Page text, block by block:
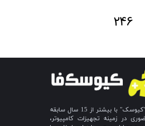
246
فروشگاه "کیوسک" با بیشتر از 15 سال سابقه
در زمینه تجهیزات کامپیوتر،